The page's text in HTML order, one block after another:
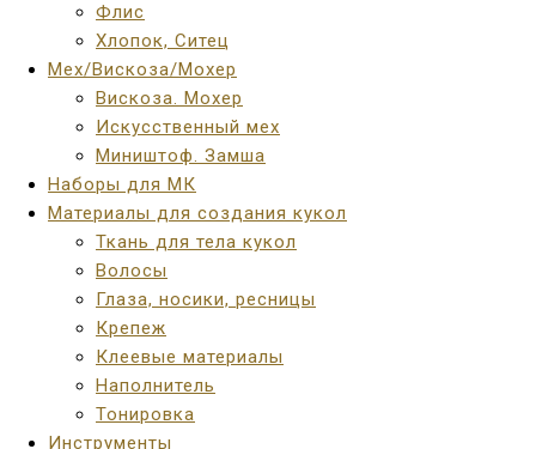
Флис
Хлопок, Ситец
Мех/Вискоза/Мохер
Вискоза. Мохер
Искусственный мех
Миништоф. Замша
Наборы для МК
Материалы для создания кукол
Ткань для тела кукол
Волосы
Глаза, носики, ресницы
Крепеж
Клеевые материалы
Наполнитель
Тонировка
Инструменты